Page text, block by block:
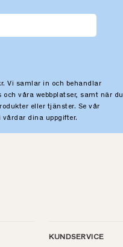
Vi samlar in och behandlar
våra webbplatser, samt när du
eller tjänster. Se vår
dina uppgifter.
KUNDSERVICE